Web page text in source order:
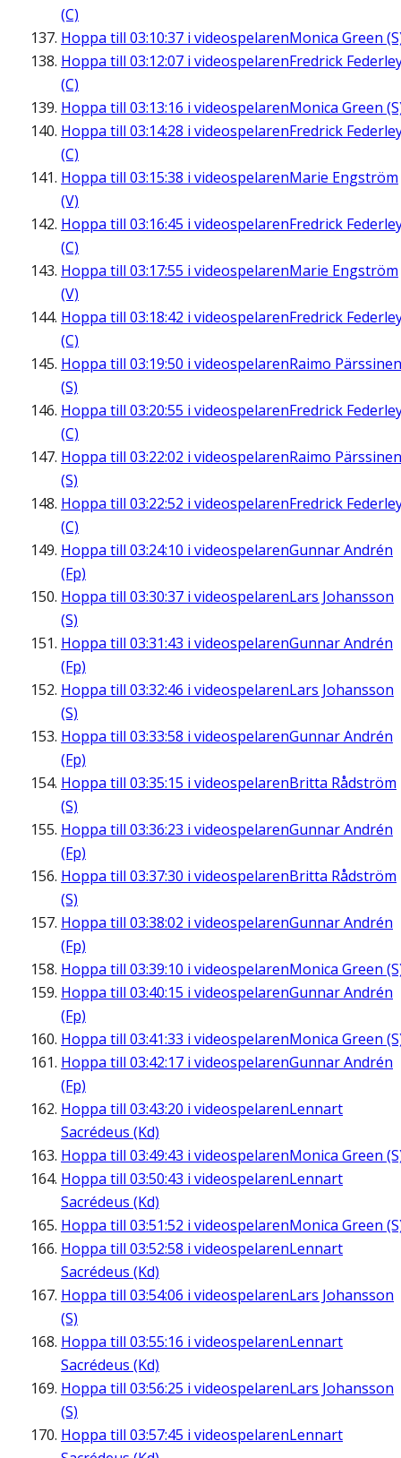
(C)
Hoppa till 03:10:37 i videospelarenMonica Green
Hoppa till 03:12:07 i videospelarenFredrick
(C)
Hoppa till 03:13:16 i videospelarenMonica Green
Hoppa till 03:14:28 i videospelarenFredrick
(C)
Hoppa till 03:15:38 i videospelarenMarie Engström
(V)
Hoppa till 03:16:45 i videospelarenFredrick
(C)
Hoppa till 03:17:55 i videospelarenMarie Engström
(V)
Hoppa till 03:18:42 i videospelarenFredrick
(C)
Hoppa till 03:19:50 i videospelarenRaimo Pärssinen
(S)
Hoppa till 03:20:55 i videospelarenFredrick
(C)
Hoppa till 03:22:02 i videospelarenRaimo Pärssinen
(S)
Hoppa till 03:22:52 i videospelarenFredrick
(C)
Hoppa till 03:24:10 i videospelarenGunnar Andrén
(Fp)
Hoppa till 03:30:37 i videospelarenLars Johansson
(S)
Hoppa till 03:31:43 i videospelarenGunnar Andrén
(Fp)
Hoppa till 03:32:46 i videospelarenLars Johansson
(S)
Hoppa till 03:33:58 i videospelarenGunnar Andrén
(Fp)
Hoppa till 03:35:15 i videospelarenBritta Rådström
(S)
Hoppa till 03:36:23 i videospelarenGunnar Andrén
(Fp)
Hoppa till 03:37:30 i videospelarenBritta Rådström
(S)
Hoppa till 03:38:02 i videospelarenGunnar Andrén
(Fp)
Hoppa till 03:39:10 i videospelarenMonica Green
Hoppa till 03:40:15 i videospelarenGunnar Andrén
(Fp)
Hoppa till 03:41:33 i videospelarenMonica Green
Hoppa till 03:42:17 i videospelarenGunnar Andrén
(Fp)
Hoppa till 03:43:20 i videospelarenLennart
Sacrédeus (Kd)
Hoppa till 03:49:43 i videospelarenMonica Green
Hoppa till 03:50:43 i videospelarenLennart
Sacrédeus (Kd)
Hoppa till 03:51:52 i videospelarenMonica Green
Hoppa till 03:52:58 i videospelarenLennart
Sacrédeus (Kd)
Hoppa till 03:54:06 i videospelarenLars Johansson
(S)
Hoppa till 03:55:16 i videospelarenLennart
Sacrédeus (Kd)
Hoppa till 03:56:25 i videospelarenLars Johansson
(S)
Hoppa till 03:57:45 i videospelarenLennart